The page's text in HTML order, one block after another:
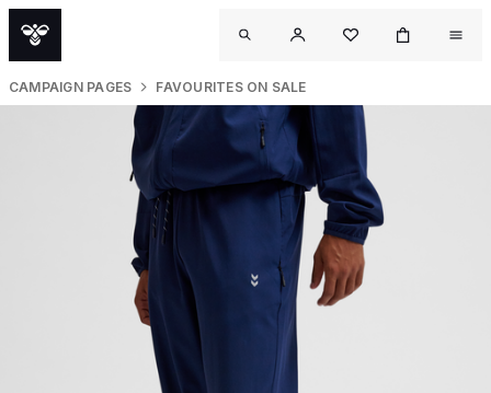
CAMPAIGN PAGES FAVOURITES ON SALE